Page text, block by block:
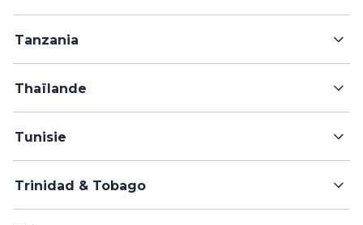
Tanzania
Thaïlande
Tunisie
Trinidad & Tobago